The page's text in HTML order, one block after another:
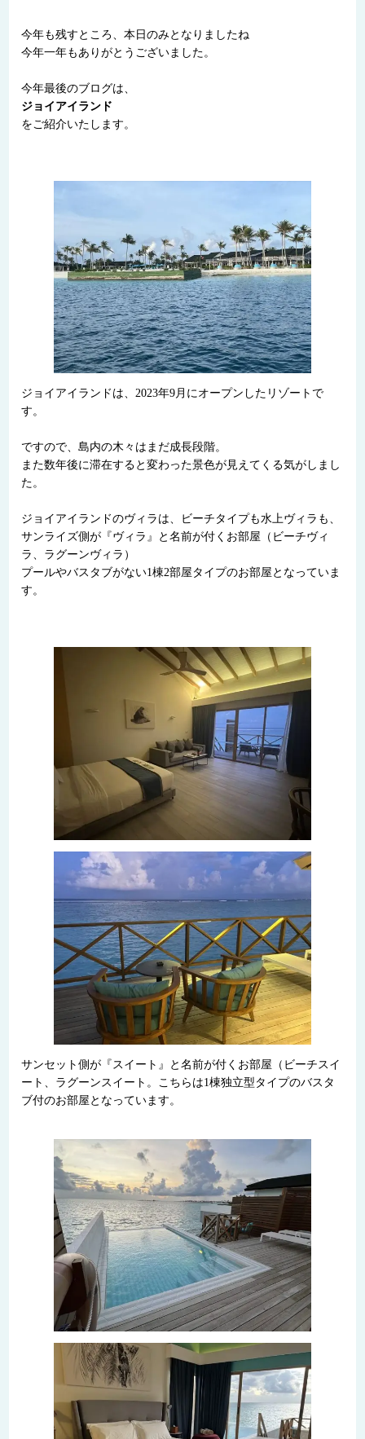
今年も残すところ、本日のみとなりましたね
今年一年もありがとうございました。
今年最後のブログは、
ジョイアイランド
をご紹介いたします。
ジョイアイランドは、2023年9月にオープンしたリゾートで
す。
ですので、島内の木々はまだ成長段階。
また数年後に滞在すると変わった景色が見えてくる気がしまし
た。
ジョイアイランドのヴィラは、ビーチタイプも水上ヴィラも、
サンライズ側が『ヴィラ』と名前が付くお部屋（ビーチヴィ
ラ、ラグーンヴィラ）
プールやバスタブがない1棟2部屋タイプのお部屋となっていま
す。
サンセット側が『スイート』と名前が付くお部屋（ビーチスイ
ート、ラグーンスイート。こちらは1棟独立型タイプのバスタ
ブ付のお部屋となっています。